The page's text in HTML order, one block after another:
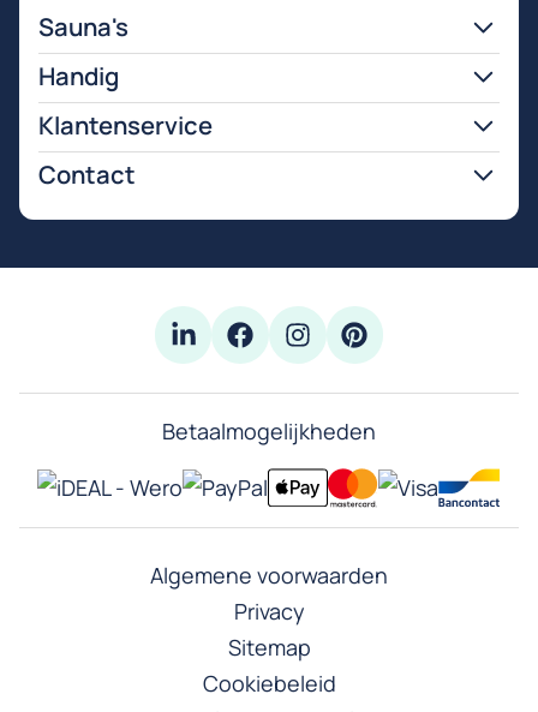
Sauna's
Handig
Klantenservice
Contact
Betaalmogelijkheden
Algemene voorwaarden
Privacy
Sitemap
Cookiebeleid